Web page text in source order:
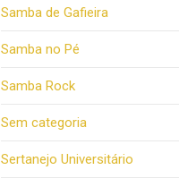
Samba de Gafieira
Samba no Pé
Samba Rock
Sem categoria
Sertanejo Universitário